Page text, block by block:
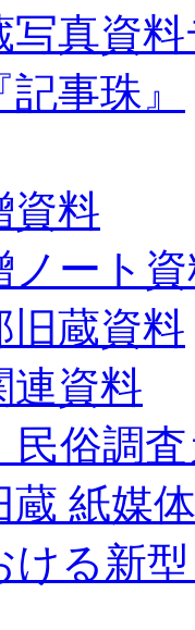
写真資
事珠』
資料
ノート
旧蔵資料
連資料
俗調査
蔵 紙媒
ける新